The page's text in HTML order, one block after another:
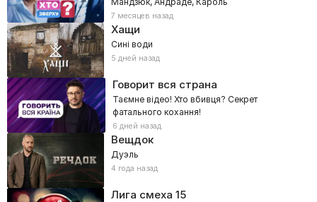
7 месяцев назад
Хащи
Сині води
5 дней назад
Говорит вся страна
Таємне відео! Хто вбивця? Секрет
фатального кохання!
6 дней назад
Вещдок
Дуэль
4 года назад
Лига смеха 15